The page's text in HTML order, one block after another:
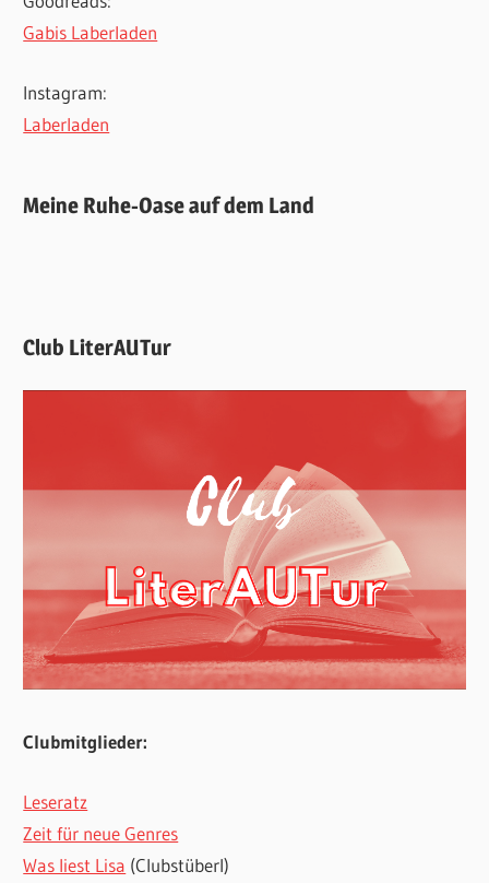
Gabis Laberladen
Instagram:
Laberladen
Meine Ruhe-Oase auf dem Land
Club LiterAUTur
Clubmitglieder:
Leseratz
Zeit für neue Genres
Was liest Lisa (Clubstüberl)